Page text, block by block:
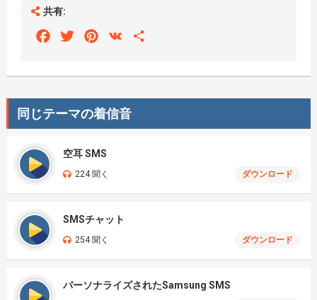
共有:
FacebookTwitterPinterest
VK
同じテーマの着信音
空耳 SMS
224 聞く ダウンロード
SMSチャット
254 聞く ダウンロード
パーソナライズされたSamsung SMS